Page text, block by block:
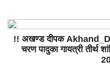
!! अखण्ड दीपक
चरण पादुका गायत्री तीर्थ